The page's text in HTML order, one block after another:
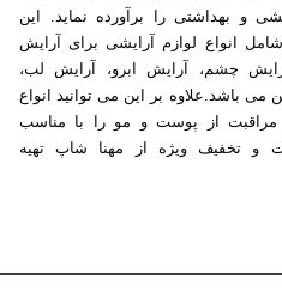
و بهداشتی را برآورده نماید. این
انواع لوازم آرایشی برای آرایش
چشم، آرایش ابرو، آرایش لب،
می باشد.علاوه بر این می توانید انواع
مراقبت از پوست و مو را با مناسب
و تخفیف ویژه از مهنا شاپ تهیه